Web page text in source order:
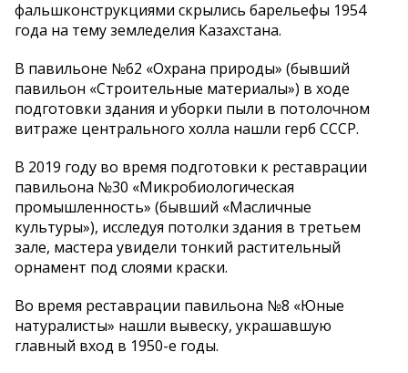
фальшконструкциями скрылись барельефы 1954
года на тему земледелия Казахстана.
В павильоне №62 «Охрана природы» (бывший
павильон «Строительные материалы») в ходе
подготовки здания и уборки пыли в потолочном
витраже центрального холла нашли герб СССР.
В 2019 году во время подготовки к реставрации
павильона №30 «Микробиологическая
промышленность» (бывший «Масличные
культуры»), исследуя потолки здания в третьем
зале, мастера увидели тонкий растительный
орнамент под слоями краски.
Во время реставрации павильона №8 «Юные
натуралисты» нашли вывеску, украшавшую
главный вход в 1950-е годы.